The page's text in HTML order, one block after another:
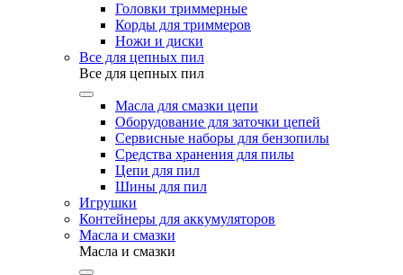
Головки триммерные
Корды для триммеров
Ножи и диски
Все для цепных пил
Все для цепных пил
Масла для смазки цепи
Оборудование для заточки цепей
Сервисные наборы для бензопилы
Средства хранения для пилы
Цепи для пил
Шины для пил
Игрушки
Контейнеры для аккумуляторов
Масла и смазки
Масла и смазки